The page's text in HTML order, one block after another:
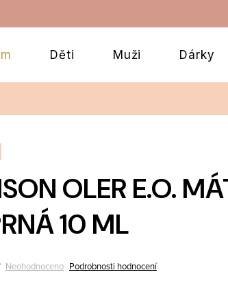
Děti Muži Dárky
OLER E.O.
10 ML
Neohodnoceno Podrobnosti hodnocení